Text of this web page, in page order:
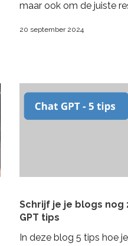
maar ook om de juiste
vooral voor MKB
van je plan en de
je niet alleen een goed
de belofte intern
waarmaken!
20 september 2024
Schrijf je je blogs nog
GPT tips
In deze blog 5 tips hoe